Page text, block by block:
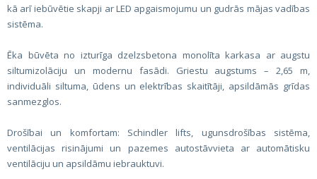
kā arī iebūvētie skapji ar LED apgaismojumu un gudrās mājas vadības
sistēma.
Ēka būvēta no izturīga dzelzsbetona monolīta karkasa ar augstu
siltumizolāciju un modernu fasādi. Griestu augstums – 2,65 m,
individuāli siltuma, ūdens un elektrības skaitītāji, apsildāmās grīdas
sanmezglos.
Drošībai un komfortam: Schindler lifts, ugunsdrošības sistēma,
ventilācijas risinājumi un pazemes autostāvvieta ar automātisku
ventilāciju un apsildāmu iebrauktuvi.